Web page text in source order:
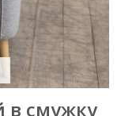
в смужку